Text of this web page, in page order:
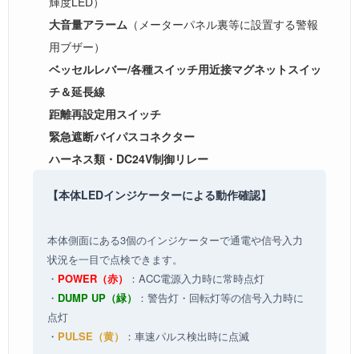
大音量アラーム （メーターパネル裏等に設置する警報
用ブザー）
ベッセルレバー/各種スイッチ用近接マグネットスイッ
チ＆延長線
距離再設定用スイッチ
緊急遮断バイパスコネクター
ハーネス類・DC24V制御リレー
【本体LEDインジケーターによる動作確認】
本体側面にある3個のインジケーターで通電や信号入力
状況を一目で点検できます。
・ POWER（赤）
：ACC電源入力時に常時点灯
・ DUMP UP（緑）
：警告灯・回転灯等の信号入力時に
点灯
・ PULSE（黄） ：車速パルス検出時に点滅